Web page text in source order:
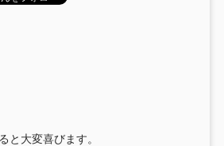
と大変喜びます。